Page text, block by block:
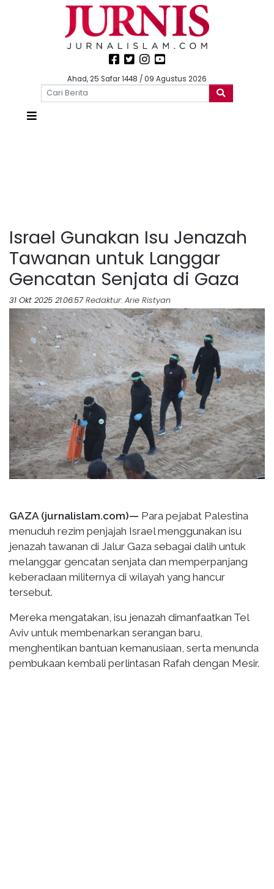
Ahad, 25 Safar 1448 / 09 Agustus 2026
Israel Gunakan Isu Jenazah
Tawanan untuk Langgar
Gencatan Senjata di Gaza
31 Okt 2025 21:06:57 Redaktur: Arie Ristyan
GAZA (jurnalislam.com)— Para pejabat Palestina
menuduh rezim penjajah Israel menggunakan isu
jenazah tawanan di Jalur Gaza sebagai dalih untuk
melanggar gencatan senjata dan memperpanjang
keberadaan militernya di wilayah yang hancur
tersebut.
Mereka mengatakan, isu jenazah dimanfaatkan Tel
Aviv untuk membenarkan serangan baru,
menghentikan bantuan kemanusiaan, serta menunda
pembukaan kembali perlintasan Rafah dengan Mesir.